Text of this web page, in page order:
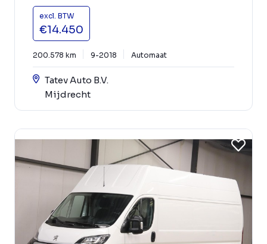
excl. BTW
€14.450
200.578 km 9-2018 Automaat
Tatev Auto B.V.
Mijdrecht